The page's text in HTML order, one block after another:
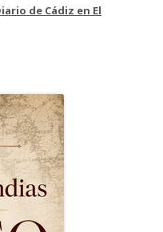
de Cádiz en El